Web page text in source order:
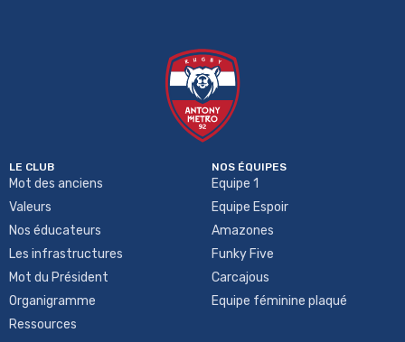
LE CLUB
Mot des anciens
Valeurs
Nos éducateurs
Les infrastructures
Mot du Président
Organigramme
Ressources
NOS ÉQUIPES
Equipe 1
Equipe Espoir
Amazones
Funky Five
Carcajous
Equipe féminine plaqué